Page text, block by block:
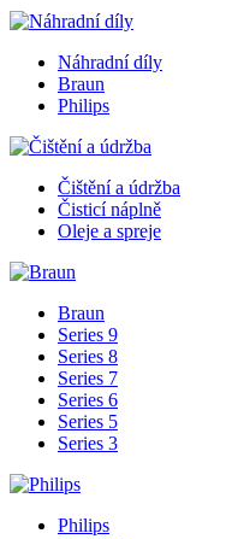
Náhradní díly
Braun
Philips
Čištění a údržba
Čisticí náplně
Oleje a spreje
Braun
Series 9
Series 8
Series 7
Series 6
Series 5
Series 3
Philips